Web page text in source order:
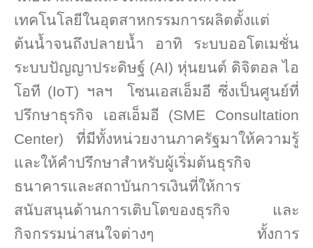
เทคโนโลยีในอุตสาหกรรมการผลิตตั้งแต่
ต้นน้ำจนถึงปลายน้ำ อาทิ ระบบออโตเมชั่น
ระบบปัญญาประดิษฐ์ (AI) หุ่นยนต์ ดิจิตอล ไอ
โอที (IoT) ฯลฯ โซนเอสเอ็มอี ซึ่งเป็นศูนย์ที่
ปรึกษาธุรกิจ เอสเอ็มอี (SME Consultation
Center)
ที่มีทั้งหน่วยงานภาครัฐมาให้ความรู้
และให้คำปรึกษาสำหรับผู้เริ่มต้นธุรกิจ
ธนาคารและสถาบันการเงินที่ให้การ
สนับสนุนด้านการเติบโตของธุรกิจ และ
กิจกรรมน่าสนใจต่างๆ ทั้งการ